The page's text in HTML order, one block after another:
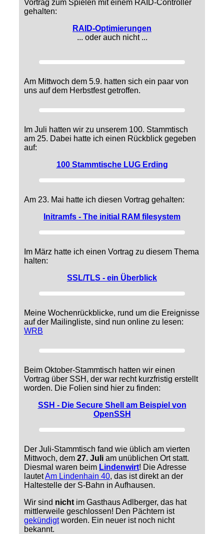
Vortrag zum Spielen mit einem RAID-Controller
gehalten:
RAID-Optimierungen
... oder auch nicht ...
Am Mittwoch dem 5.9. hatten sich ein paar von
uns auf dem Herbstfest getroffen.
Im Juli hatten wir zu unserem 100. Stammtisch
am 25. Dabei hatte ich einen Rückblick gegeben
auf:
100 Stammtische LUG Erding
Am 23. Mai hatte ich diesen Vortrag gehalten:
Initramfs - The initial RAM filesystem
Im März hatte ich einen Vortrag zu diesem Thema
halten:
SSL/TLS - ein Überblick
Meine Wochenrückblicke, rund um die Ereignisse
auf der Mailingliste, sind nun online zu lesen:
WRB
Beim Oktober-Stammtisch hatten wir einen
Vortrag über SSH, der war recht kurzfristig erstellt
worden. Die Folien sind hier zu finden:
SSH - Die Secure Shell am Beispiel von
OpenSSH
Der Juli-Stammtisch fand wie üblich am vierten
Mittwoch, dem 27. Juli am unüblichen Ort statt.
Diesmal waren beim Lindenwirt! Die Adresse
lautetAm Lindenhain 40, das ist direkt an der
Haltestelle der S-Bahn in Aufhausen.
Wir sind nicht im Gasthaus Adlberger, das hat
mittlerweile geschlossen! Den Pächtern ist
gekündigtworden. Ein neuer ist noch nicht
bekannt.